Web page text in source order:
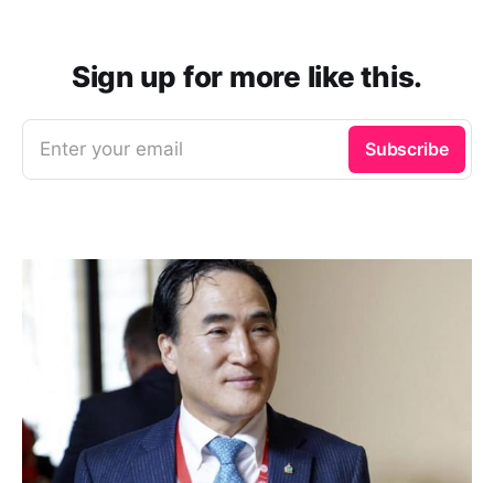
Sign up for more like this.
Enter your email Subscribe